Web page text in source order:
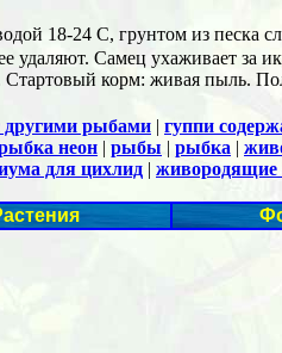
18-24 С, грунтом из песка
удаляют. Самец ухаживает за
корм: живая пыль.
другими рыбами | гуппи
неон | рыбы | рыбка |
для цихлид |